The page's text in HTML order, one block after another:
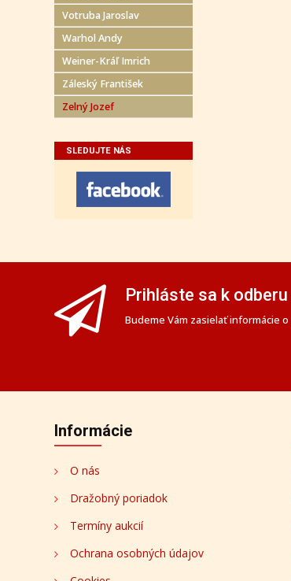
Votruba Jaroslav
Warhol Andy
Weiner-Kráľ Imrich
Záleský František
Zelný Jozef
SLEDUJTE NÁS
Prihláste sa k
Budeme Vám zasielať informácie
Informácie
O nás
Dražobný poriadok
Termíny aukcií
Ochrana osobných údajov